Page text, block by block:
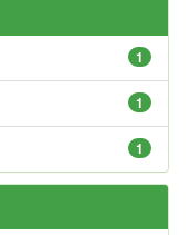
1
1
1